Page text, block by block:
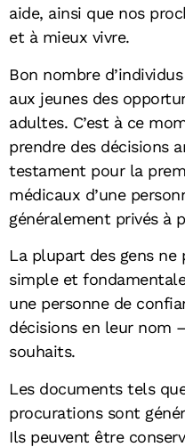
aide, ainsi que nos
et à mieux vivre.
Bon nombre
aux jeunes des
adultes. C’est à ce
prendre des décisions
testament pour la
médicaux d’une
généralement privés à
La plupart des gens
simple et
une personne de
décisions en leur nom
souhaits.
Les documents tels
procurations sont
Ils peuvent être